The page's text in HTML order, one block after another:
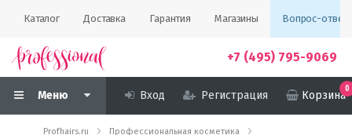
Каталог Доставка Гарантия Магазины Вопрос-ответ
+7 (495) 795-9069
Меню Вход Регистрация Корзина
0
Profhairs.ru
Профессиональная косметика